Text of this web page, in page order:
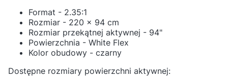
Format - 2.35:1
Rozmiar - 220 x 94 cm
Rozmiar przekątnej aktywnej - 94"
Powierzchnia - White Flex
Kolor obudowy - czarny
Dostępne rozmiary powierzchni aktywnej: